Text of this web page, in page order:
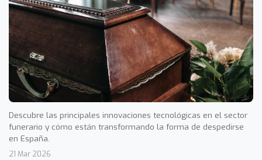
Descubre las principales innovaciones tecnológicas en el sector
funerario y cómo están transformando la forma de despedirse
en España.
21 Mar 2026